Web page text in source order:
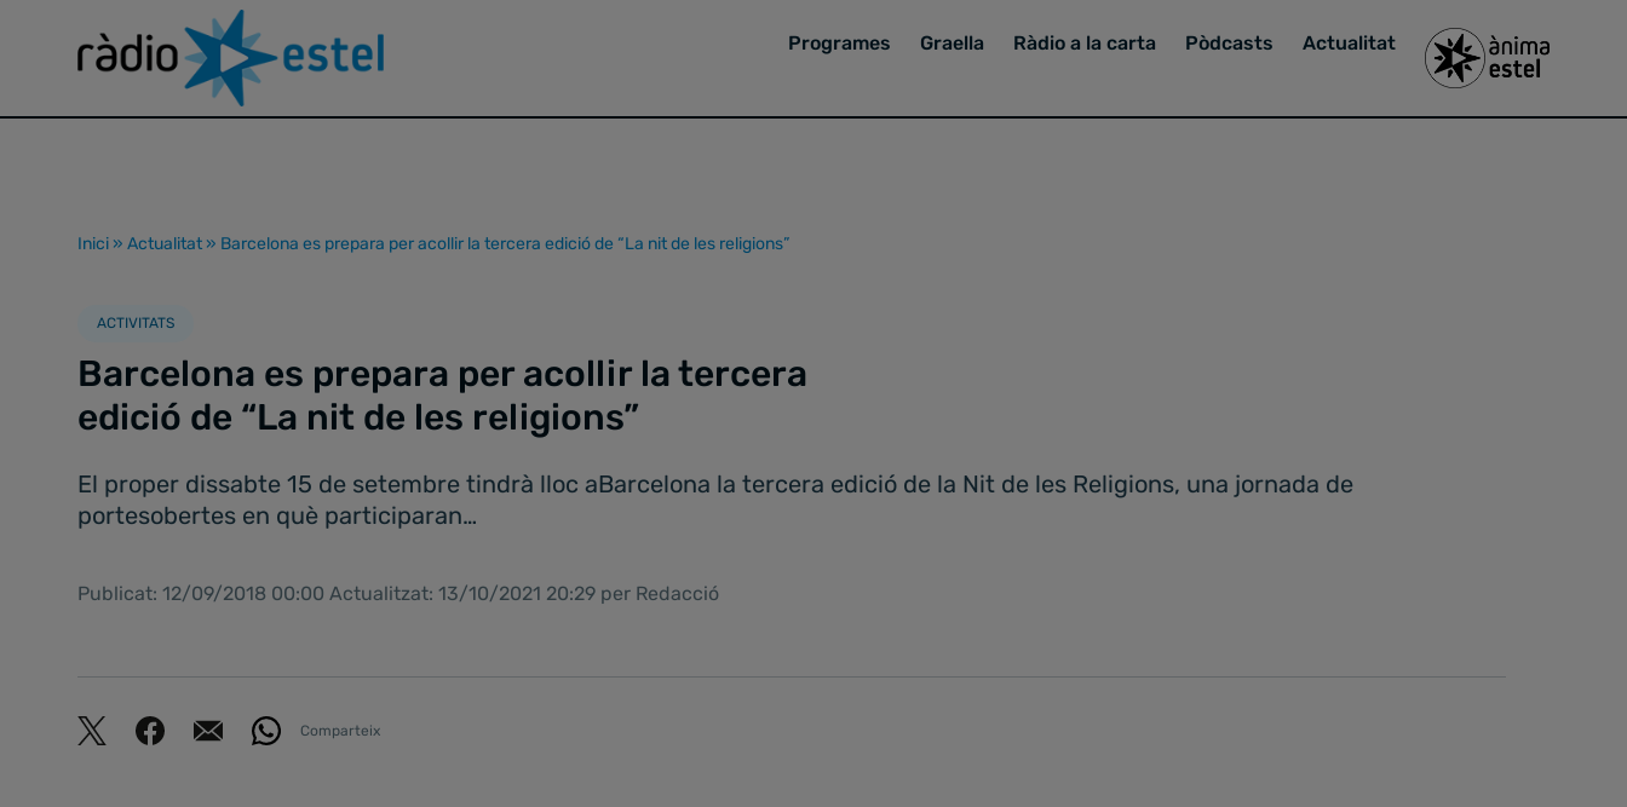
Programes Graella Ràdio a la carta Pòdcasts Actualitat
Inici » Actualitat » Barcelona es prepara per acollir la tercera edició de “La nit de les religions”
ACTIVITATS
Barcelona es prepara per acollir la tercera
edició de “La nit de les religions”
El proper dissabte 15 de setembre tindrà lloc aBarcelona la tercera edició de la Nit de les Religions, una jornada de
portesobertes en què participaran…
Publicat: 12/09/2018 00:00 Actualitzat: 13/10/2021 20:29 per Redacció
Comparteix